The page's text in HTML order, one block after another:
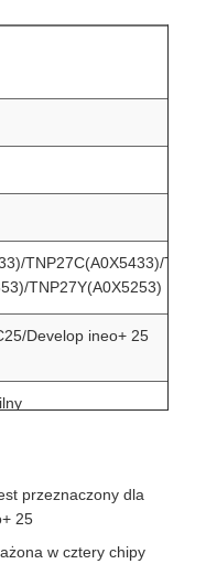
TNP27C(A0X5433)/
TNP27Y(A0X5253)
Develop ineo+ 25
przeznaczony dla
25
w cztery chipy